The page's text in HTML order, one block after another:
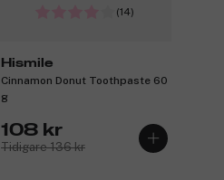
(14)
Hismile
Cinnamon Donut Toothpaste 60
g
108 kr
Tidigare 136 kr